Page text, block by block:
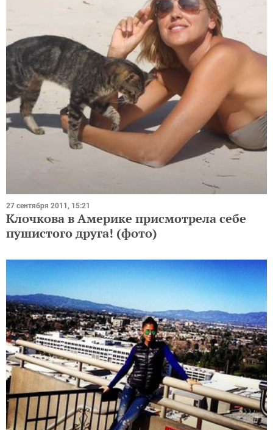
27 сентября 2011, 15:21
Клочкова в Америке присмотрела себе
пушистого друга! (фото)